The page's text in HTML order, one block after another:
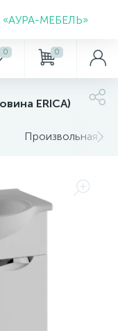
0 0
ERICA)
Произвольная